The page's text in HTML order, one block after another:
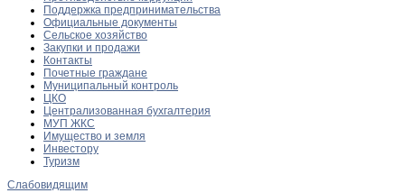
Поддержка предпринимательства
Официальные документы
Сельское хозяйство
Закупки и продажи
Контакты
Почетные граждане
Муниципальный контроль
ЦКО
Централизованная бухгалтерия
МУП ЖКС
Имущество и земля
Инвестору
Туризм
Слабовидящим